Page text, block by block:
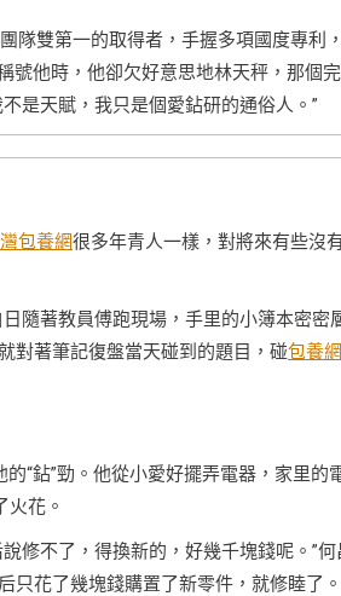
隊雙第一的取得者，手握多項國度專利，
號他時，他卻欠好意思地林天秤，那個
是天賦，我只是個愛鉆研的通俗人。”
包養網很多年青人一樣，對將來有些沒
隨著教員傅跑現場，手里的小簿本密密
對著筆記復盤當天碰到的題目，碰包養網
“鉆”勁。他從小愛好擺弄電器，家里的
火花。
修不了，得換新的，好幾千塊錢呢。”何
只花了幾塊錢購置了新零件，就修睦了。